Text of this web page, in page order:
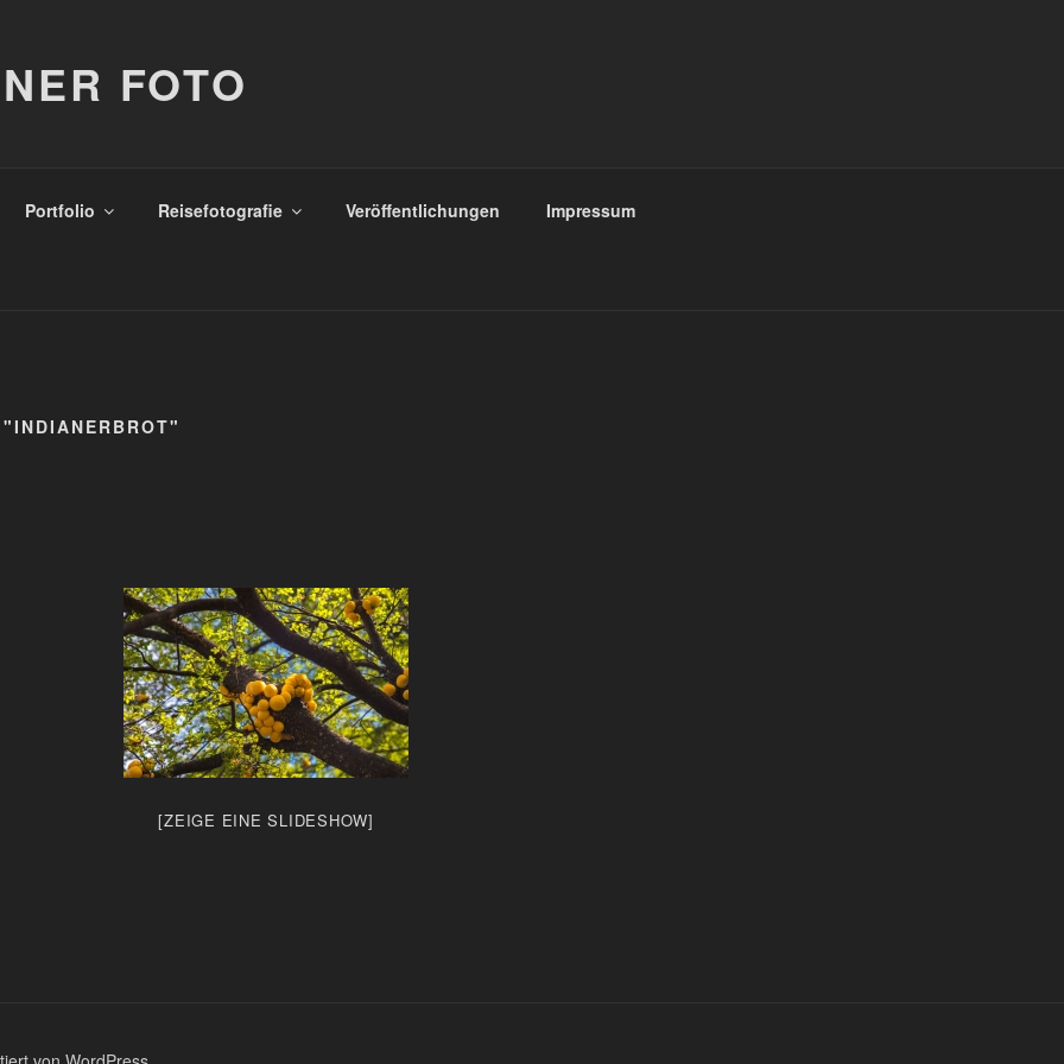
FOTO
Portfolio Reisefotografie Veröffentlichungen Impressum
[ZEIGE EINE SLIDESHOW]